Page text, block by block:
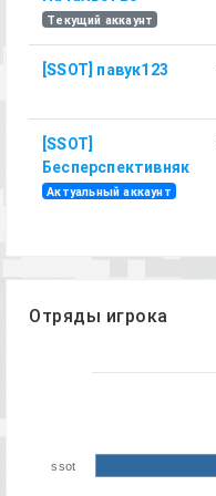
Текущий аккаунт
[SSOT] павук123
[SSOT]
Бесперспективняк
Актуальный аккаунт
Отряды игрока
ssot